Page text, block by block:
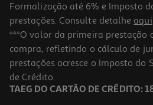
Formalização até 6% e Imposto
prestações. Consulte detalhe aqui
***O valor da primeira prestação
compra, refletindo o cálculo de
prestações acresce o Imposto do
de Crédito.
TAEG DO CARTÃO DE CRÉDITO: